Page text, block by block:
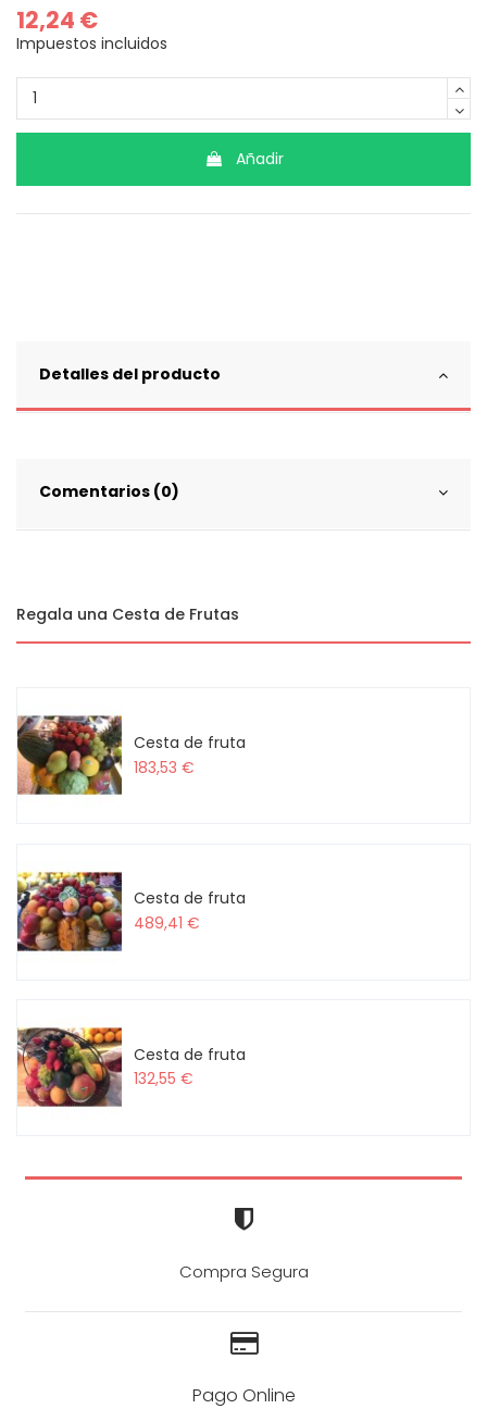
12,24 €
Impuestos incluidos
Añadir
Detalles del producto
Comentarios (0)
Regala una Cesta de Frutas
Cesta de fruta
183,53 €
Cesta de fruta
489,41 €
Cesta de fruta
132,55 €
Compra Segura
Pago Online